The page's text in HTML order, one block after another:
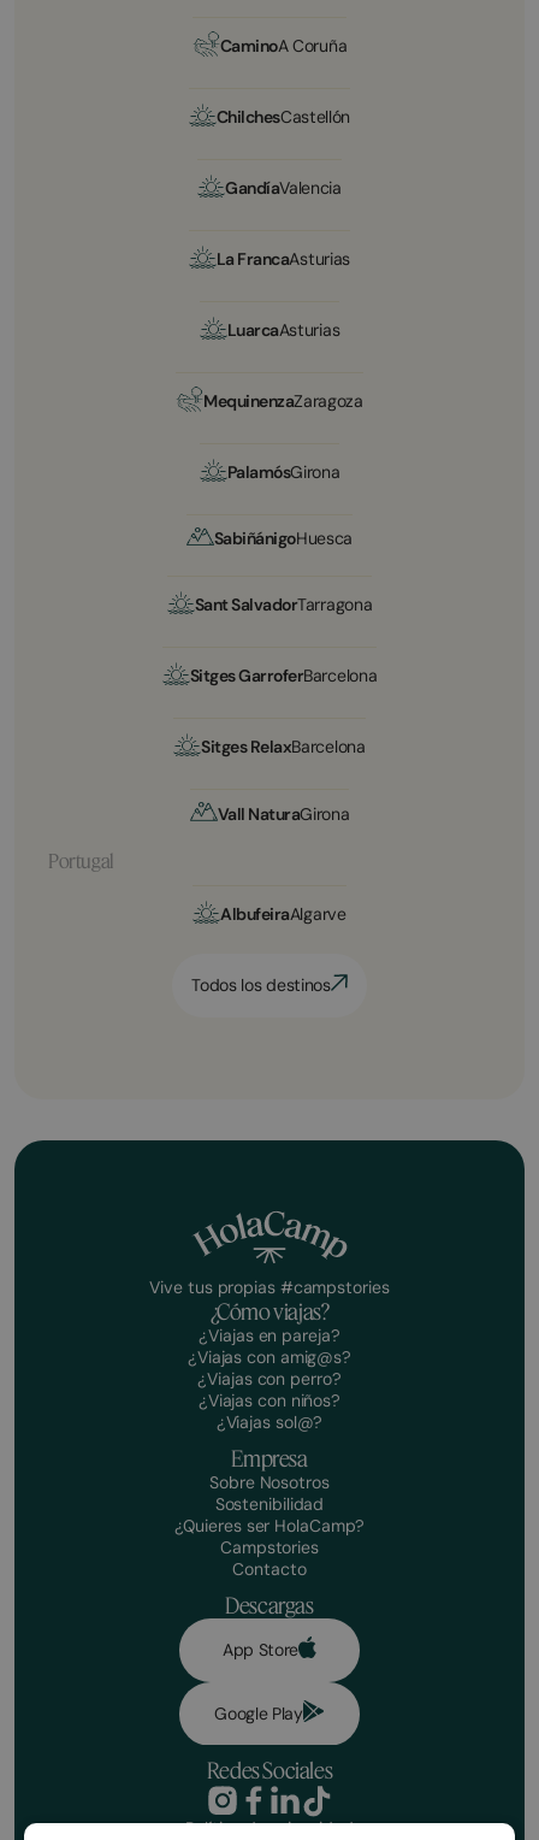
CaminoA Coruña
ChilchesCastellón
GandíaValencia
La FrancaAsturias
LuarcaAsturias
MequinenzaZaragoza
PalamósGirona
SabiñánigoHuesca
Sant SalvadorTarragona
Sitges GarroferBarcelona
Sitges RelaxBarcelona
Vall NaturaGirona
Portugal
AlbufeiraAlgarve
Todos los destinos
Vive tus propias #campstories
¿Cómo viajas?
¿Viajas en pareja?
¿Viajas con amig@s?
¿Viajas con perro?
¿Viajas con niños?
¿Viajas sol@?
Empresa
Sobre Nosotros
Sostenibilidad
¿Quieres ser HolaCamp?
Campstories
Contacto
Descargas
App Store
Google Play
Redes Sociales
Política de privacidad